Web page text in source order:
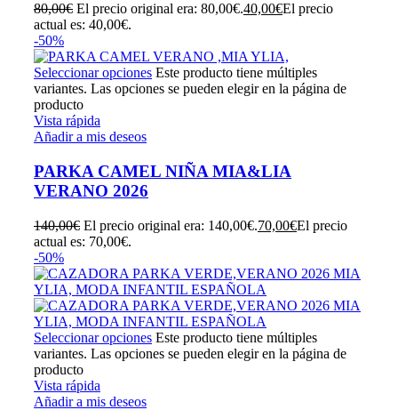
80,00€ El precio original era: 80,00€.40,00€El precio
actual es: 40,00€.
-50%
Seleccionar opciones Este producto tiene múltiples
variantes. Las opciones se pueden elegir en la página de
producto
Vista rápida
Añadir a mis deseos
PARKA CAMEL NIÑA MIA&LIA
VERANO 2026
140,00€ El precio original era: 140,00€.70,00€El precio
actual es: 70,00€.
-50%
Seleccionar opciones Este producto tiene múltiples
variantes. Las opciones se pueden elegir en la página de
producto
Vista rápida
Añadir a mis deseos